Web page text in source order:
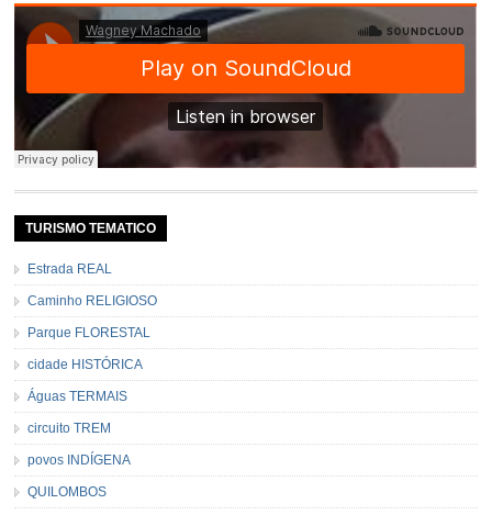
TURISMO TEMATICO
Estrada REAL
Caminho RELIGIOSO
Parque FLORESTAL
cidade HISTÓRICA
Águas TERMAIS
circuito TREM
povos INDÍGENA
QUILOMBOS